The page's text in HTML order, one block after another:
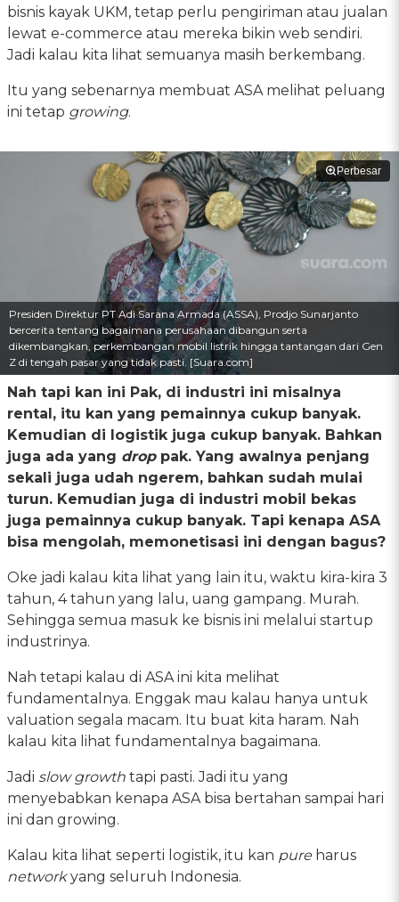
bisnis kayak UKM, tetap perlu pengiriman atau jualan
lewat e-commerce atau mereka bikin web sendiri.
Jadi kalau kita lihat semuanya masih berkembang.
Itu yang sebenarnya membuat ASA melihat peluang
ini tetap growing.
Perbesar
Presiden Direktur PT Adi Sarana Armada (ASSA), Prodjo Sunarjanto
bercerita tentang bagaimana perusahaan dibangun serta
dikembangkan, perkembangan mobil listrik hingga tantangan dari Gen
Z di tengah pasar yang tidak pasti. [Suara.com]
Nah tapi kan ini Pak, di industri ini misalnya
rental, itu kan yang pemainnya cukup banyak.
Kemudian di logistik juga cukup banyak. Bahkan
juga ada yang droppak. Yang awalnya penjang
sekali juga udah ngerem, bahkan sudah mulai
turun. Kemudian juga di industri mobil bekas
juga pemainnya cukup banyak. Tapi kenapa ASA
bisa mengolah, memonetisasi ini dengan bagus?
Oke jadi kalau kita lihat yang lain itu, waktu kira-kira 3
tahun, 4 tahun yang lalu, uang gampang. Murah.
Sehingga semua masuk ke bisnis ini melalui startup
industrinya.
Nah tetapi kalau di ASA ini kita melihat
fundamentalnya. Enggak mau kalau hanya untuk
valuation segala macam. Itu buat kita haram. Nah
kalau kita lihat fundamentalnya bagaimana.
Jadi slow growth tapi pasti. Jadi itu yang
menyebabkan kenapa ASA bisa bertahan sampai hari
ini dan growing.
Kalau kita lihat seperti logistik, itu kan pure harus
networkyang seluruh Indonesia.